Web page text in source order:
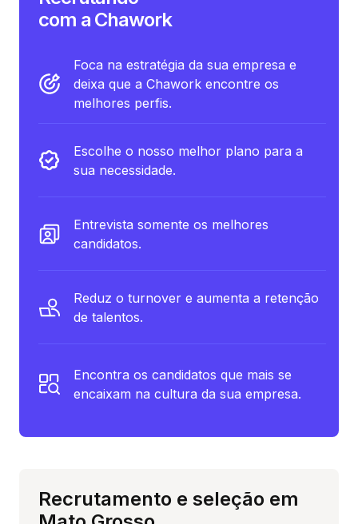
com a Chawork
Foca na estratégia da sua empresa e
deixa que a Chawork encontre os
melhores perfis.
Escolhe o nosso melhor plano para a
sua necessidade.
Entrevista somente os melhores
candidatos.
Reduz o turnover e aumenta a retenção
de talentos.
Encontra os candidatos que mais se
encaixam na cultura da sua empresa.
Recrutamento e seleção em